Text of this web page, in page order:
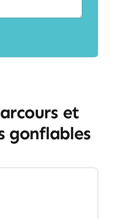
et
gonflables